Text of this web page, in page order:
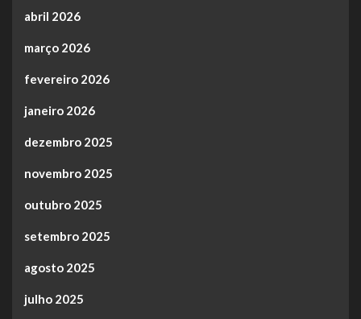
abril 2026
março 2026
fevereiro 2026
janeiro 2026
dezembro 2025
novembro 2025
outubro 2025
setembro 2025
agosto 2025
julho 2025